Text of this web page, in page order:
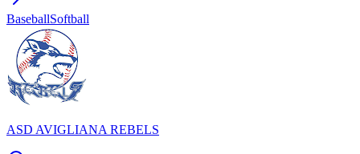
BaseballSoftball
ASD AVIGLIANA REBELS